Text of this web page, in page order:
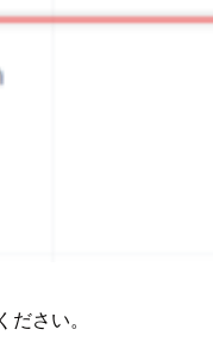
さい。